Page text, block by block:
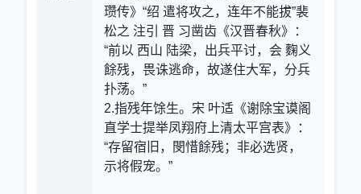
瓒传》“绍 遣将攻之，连年不能拔”裴
松之 注引 晋 习凿齿《汉晋春秋》：
“前以 西山 陆梁，出兵平讨，会 麴义
餘残，畏诛逃命，故遂住大军，分兵
扑荡。”
2.指残年馀生。宋 叶适《谢除宝谟阁
直学士提举凤翔府上清太平宫表》：
“存留宿旧，閔惜餘残；非必选贤，
示将假宠。”